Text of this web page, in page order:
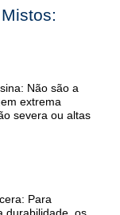
Não são a
extrema
severa ou altas
Para